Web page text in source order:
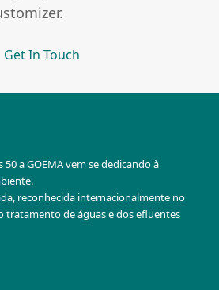
Get In Touch
a GOEMA vem se dedicando à
reconhecida internacionalmente no
tratamento de águas e dos efluentes